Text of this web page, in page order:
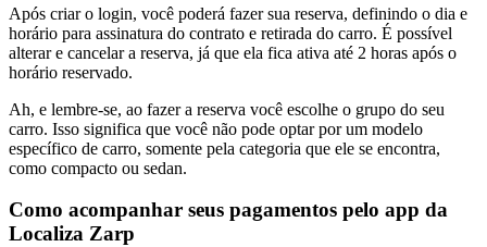
Após criar o login, você poderá fazer sua reserva, definindo o dia e
horário para assinatura do contrato e retirada do carro. É possível
alterar e cancelar a reserva, já que ela fica ativa até 2 horas após o
horário reservado.
Ah, e lembre-se, ao fazer a reserva você escolhe o grupo do seu
carro. Isso significa que você não pode optar por um modelo
específico de carro, somente pela categoria que ele se encontra,
como compacto ou sedan.
Como acompanhar seus pagamentos pelo app da
Localiza Zarp